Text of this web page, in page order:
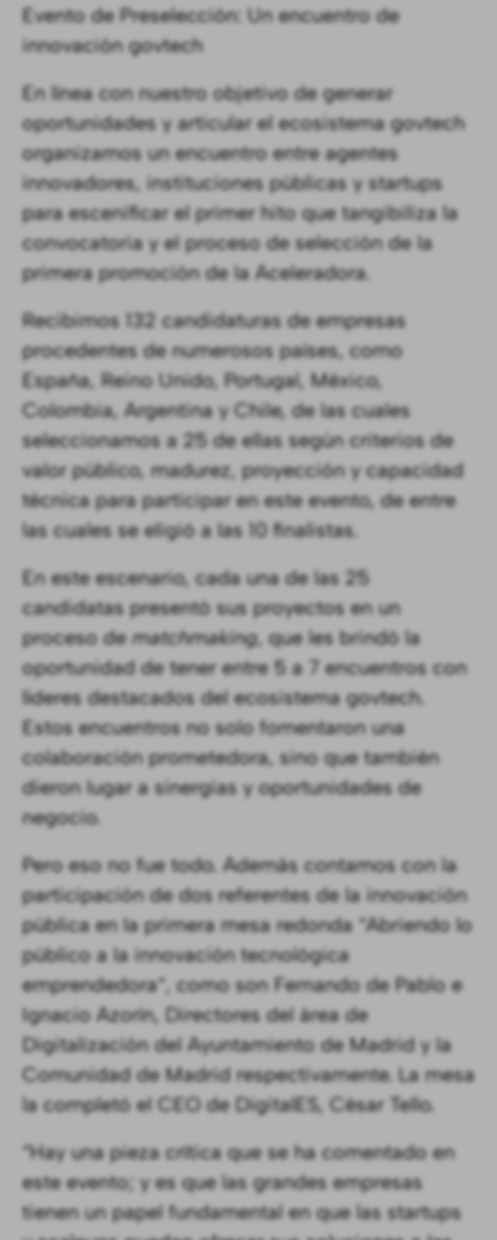
Evento de Preselección: Un encuentro de
innovación govtech
En línea con nuestro objetivo de generar
oportunidades y articular el ecosistema govtech
organizamos un encuentro entre agentes
innovadores, instituciones públicas y startups
para escenificar el primer hito que tangibiliza la
convocatoria y el proceso de selección de la
primera promoción de la Aceleradora.
Recibimos 132 candidaturas de empresas
procedentes de numerosos países, como
España, Reino Unido, Portugal, México,
Colombia, Argentina y Chile, de las cuales
seleccionamos a 25 de ellas según criterios de
valor público, madurez, proyección y capacidad
técnica para participar en este evento, de entre
las cuales se eligió a las 10 finalistas.
En este escenario, cada una de las 25
candidatas presentó sus proyectos en un
proceso dematchmaking, que les brindó la
oportunidad de tener entre 5 a 7 encuentros con
líderes destacados del ecosistema govtech.
Estos encuentros no solo fomentaron una
colaboración prometedora, sino que también
dieron lugar a sinergias y oportunidades de
negocio.
Pero eso no fue todo. Además contamos con la
participación de dos referentes de la innovación
pública en la primera mesa redonda “Abriendo lo
público a la innovación tecnológica
emprendedora“, como son Fernando de Pablo e
Ignacio Azorín, Directores del área de
Digitalización del Ayuntamiento de Madrid y la
Comunidad de Madrid respectivamente. La mesa
la completó el CEO de DigitalES, César Tello.
“Hay una pieza crítica que se ha comentado en
este evento; y es que las grandes empresas
tienen un papel fundamental en que las startups